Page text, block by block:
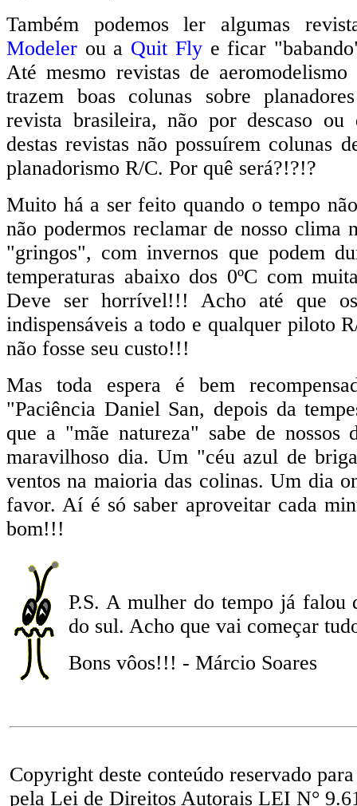
Também podemos ler algumas
Modeler ou a Quit Flye ficar
Até mesmo revistas de
trazem boas colunas sobre
revista brasileira, não por descaso ou
destas revistas não possuírem colunas
planadorismo R/C. Por quê será?!?!?
Muito há a ser feito quando o tempo
não podermos reclamar de nosso clima
"gringos", com invernos que podem
temperaturas abaixo dos 0ºC com
Deve ser horrível!!! Acho até que
indispensáveis a todo e qualquer piloto
não fosse seu custo!!!
Mas toda espera é bem
"Paciência Daniel San, depois da
que a "mãe natureza" sabe de nossos
maravilhoso dia. Um "céu azul de
ventos na maioria das colinas. Um dia
favor. Aí é só saber aproveitar cada
bom!!!
P.S. A mulher do tempo já falou
do sul. Acho que vai começar
Bons vôos!!! - Márcio Soares
Copyright deste conteúdo reservado
pela Lei de Direitos Autorais LEI N°